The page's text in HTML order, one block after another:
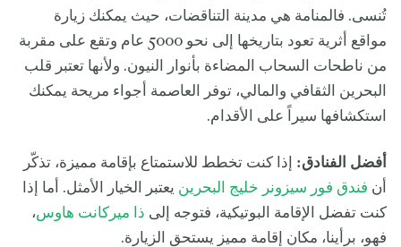
تُنسى. فالمنامة هي مدينة التناقضات، حيث يمكنك زيارة
مواقع أثرية تعود بتاريخها إلى نحو 5000 عام وتقع على مقربة
من ناطحات السحاب المضاءة بأنوار النيون. ولأنها تعتبر قلب
البحرين الثقافي والمالي، توفر العاصمة أجواء مريحة يمكنك
استكشافها سيراً على الأقدام.
أفضل الفنادق: إذا كنت تخطط للاستمتاع بإقامة مميزة، تذكّر
أن فندق فور سيزونر خليج البحرين يعتبر الخيار الأمثل. أما إذا
كنت تفضل الإقامة البوتيكية، فتوجه إلى ذا ميركانت هاوس،
فهو، برأينا، مكان إقامة مميز يستحق الزيارة.